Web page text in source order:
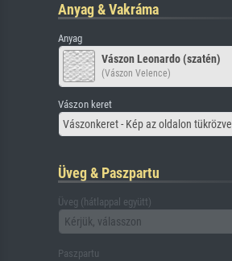
Anyag & Vakráma
Anyag
Vászon Leonardo (szatén)
(Vászon Velence)
Vászon keret
Vászonkeret - Kép az oldalon tükrözve
Üveg & Paszpartu
Üveg (hátlappal együtt)
Kérjük, válasszon
Paszpartu